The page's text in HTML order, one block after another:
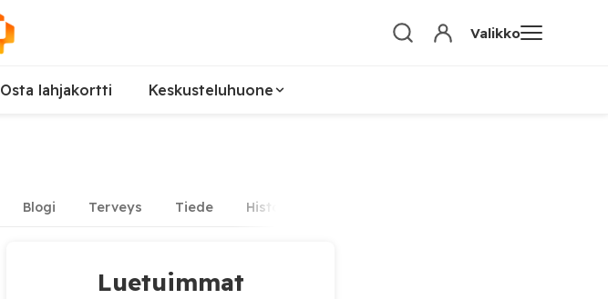
Valikko
Osta lahjakortti Keskusteluhuone
Blogi Terveys Tiede Historia
Luetuimmat